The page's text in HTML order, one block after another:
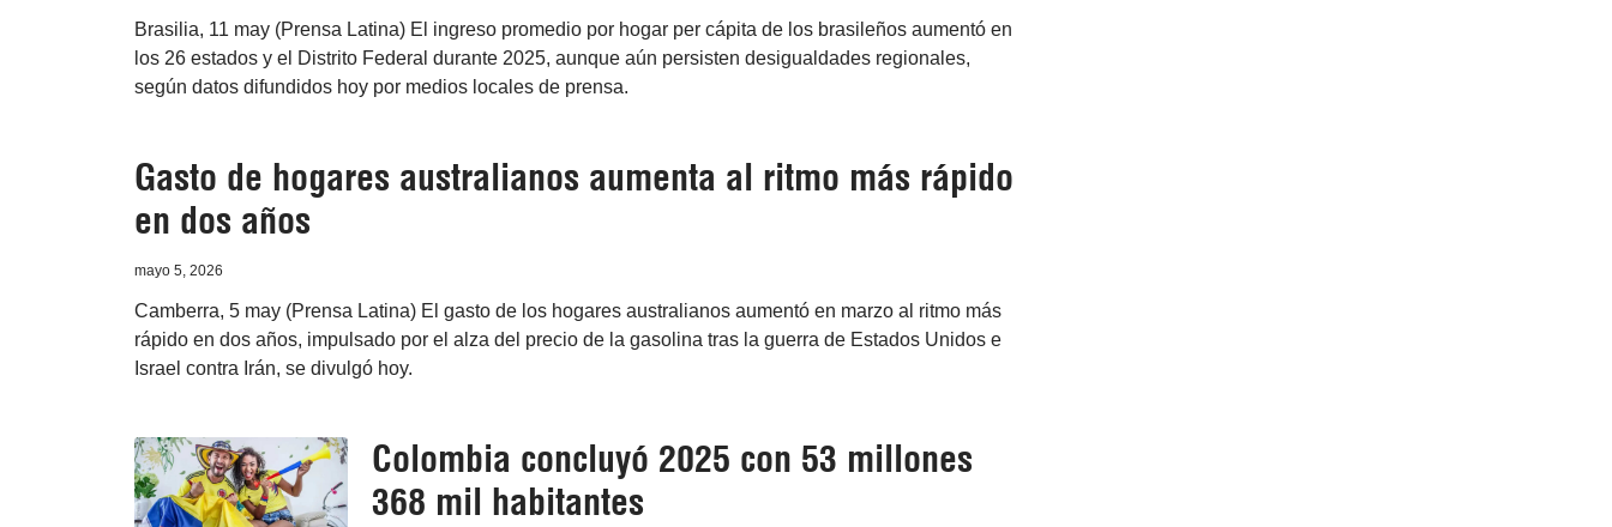
Brasilia, 11 may (Prensa Latina) El ingreso promedio por hogar per cápita de los brasileños aumentó en
los 26 estados y el Distrito Federal durante 2025, aunque aún persisten desigualdades regionales,
según datos difundidos hoy por medios locales de prensa.
Gasto de hogares australianos aumenta al ritmo más rápido
en dos años
mayo 5, 2026
Camberra, 5 may (Prensa Latina) El gasto de los hogares australianos aumentó en marzo al ritmo más
rápido en dos años, impulsado por el alza del precio de la gasolina tras la guerra de Estados Unidos e
Israel contra Irán, se divulgó hoy.
Colombia concluyó 2025 con 53 millones
368 mil habitantes